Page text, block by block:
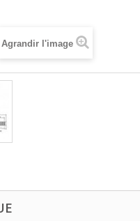
Agrandir l'image